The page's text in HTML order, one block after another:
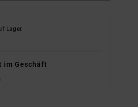
Lager.
im Geschäft